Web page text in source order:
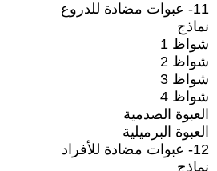
11- عبوات مضادة للدروع
نماذج
شواظ 1
شواظ 2
شواظ 3
شواظ 4
العبوة الصدمية
العبوة البرميلية
12- عبوات مضادة للأفراد
نماذج